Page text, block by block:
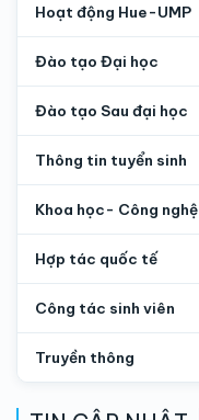
Hoạt động Hue-UMP
Đào tạo Đại học
Đào tạo Sau đại học
Thông tin tuyển sinh
Khoa học- Công nghệ
Hợp tác quốc tế
Công tác sinh viên
Truyền thông